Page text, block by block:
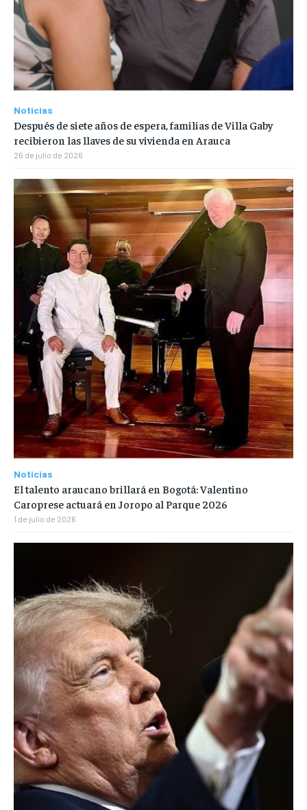
Noticias
Después de siete años de espera, familias de Villa Gaby
recibieron las llaves de su vivienda en Arauca
26 de julio de 2026
Noticias
El talento araucano brillará en Bogotá: Valentino
Caroprese actuará en Joropo al Parque 2026
1 de julio de 2026